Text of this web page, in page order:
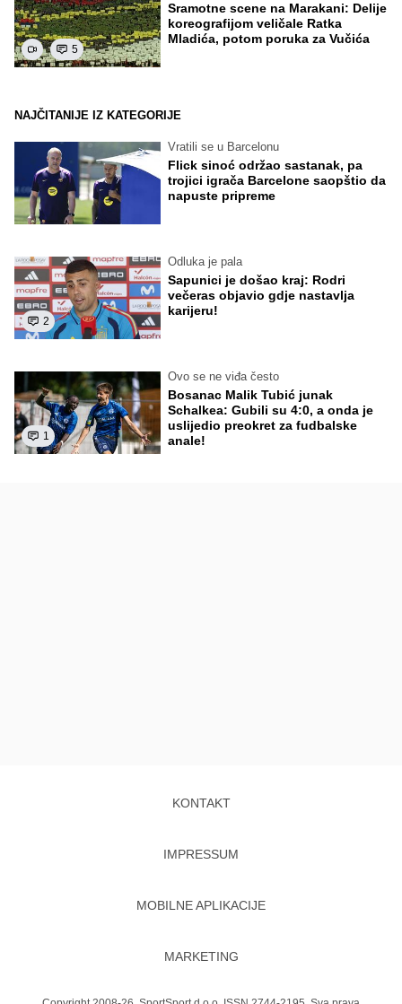
5
Sramotne scene na Marakani: Delije
koreografijom veličale Ratka
Mladića, potom poruka za Vučića
NAJČITANIJE IZ KATEGORIJE
Vratili se u Barcelonu
Flick sinoć održao sastanak, pa
trojici igrača Barcelone saopštio da
napuste pripreme
2
Odluka je pala
Sapunici je došao kraj: Rodri
večeras objavio gdje nastavlja
karijeru!
1
Ovo se ne viđa često
Bosanac Malik Tubić junak
Schalkea: Gubili su 4:0, a onda je
uslijedio preokret za fudbalske
anale!
KONTAKT
IMPRESSUM
MOBILNE APLIKACIJE
MARKETING